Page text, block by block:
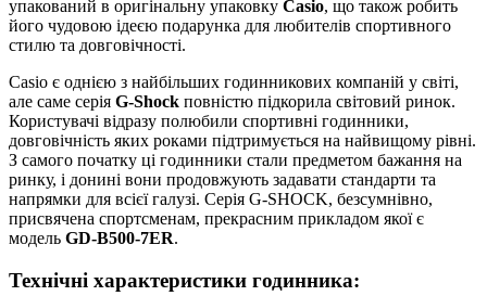
упакований в оригінальну упаковку Casio, що також робить
його чудовою ідеєю подарунка для любителів спортивного
стилю та довговічності.
Casio є однією з найбільших годинникових компаній у світі,
але саме серія G-Shock повністю підкорила світовий ринок.
Користувачі відразу полюбили спортивні годинники,
довговічність яких роками підтримується на найвищому рівні.
З самого початку ці годинники стали предметом бажання на
ринку, і донині вони продовжують задавати стандарти та
напрямки для всієї галузі. Серія G-SHOCK, безсумнівно,
присвячена спортсменам, прекрасним прикладом якої є
модель GD-B500-7ER.
Технічні характеристики годинника: